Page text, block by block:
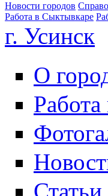
Новости городов
Работа в Сыктывкаре
г. Усинск
О